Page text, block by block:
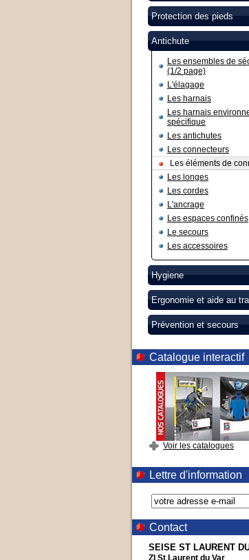
Protection des pieds
Antichute
Les ensembles de
(1/2 page)
L'élagage
Les harnais
Les harnais
spécifique
Les antichutes
Les connecteurs
Les éléments de
Les longes
Les cordes
L'ancrage
Les espaces confinés
Le secours
Les accessoires
Hygiene
Ergonomie et aide au
Prévention et secours
Catalogue interactif
Voir les catalogues
Lettre d'information
Contact
SEISE ST LAURENT
ZI St Laurent du Var